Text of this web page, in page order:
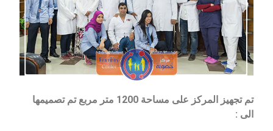
تم تجهيز المركز على مساحة 1200 متر مربع تم تصميمها
الى :